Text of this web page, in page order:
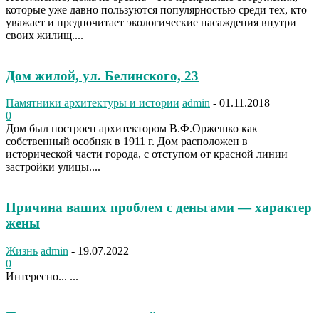
которые уже давно пользуются популярностью среди тех, кто
уважает и предпочитает экологические насаждения внутри
своих жилищ....
Дом жилой, ул. Белинского, 23
Памятники архитектуры и истории admin - 01.11.2018
0
Дом был построен архитектором В.Ф.Оржешко как
собственный особняк в 1911 г. Дом расположен в
исторической части города, с отступом от красной линии
застройки улицы....
Причина ваших проблем с деньгами — характер
жены
Жизнь admin - 19.07.2022
0
Интересно... ...